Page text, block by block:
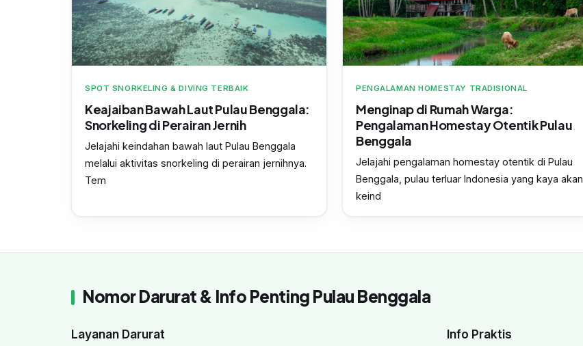
SPOT SNORKELING & DIVING TERBAIK
Keajaiban Bawah Laut Pulau Benggala:
Snorkeling di Perairan Jernih
Jelajahi keindahan bawah laut Pulau Benggala
melalui aktivitas snorkeling di perairan jernihnya.
Tem
PENGALAMAN HOMESTAY TRADISIONAL
Menginap di Rumah Warga:
Pengalaman Homestay Otentik Pulau
Benggala
Jelajahi pengalaman homestay otentik di Pulau
Benggala, pulau terluar Indonesia yang kaya akan
keind
Nomor Darurat & Info Penting Pulau Benggala
Layanan Darurat Info Praktis